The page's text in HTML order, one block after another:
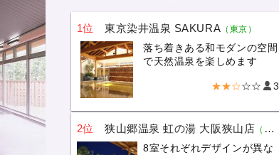
1位 東京染井温泉 SAKURA （東京）
落ち着きある和モダンの空間
で天然温泉を楽しめます
★★☆☆☆ 3
2位 狭山郷温泉 虹の湯 大阪狭山店 （大阪）
8室それぞれデザインが異な